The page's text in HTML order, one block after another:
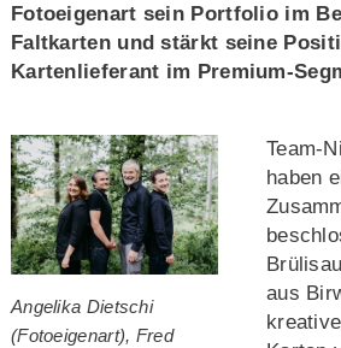
Fotoeigenart sein Portfolio im
Faltkarten und stärkt seine
Kartenlieferant im Premium-
Angelika Dietschi
(Fotoeigenart), Fred
Team-
haben
aus